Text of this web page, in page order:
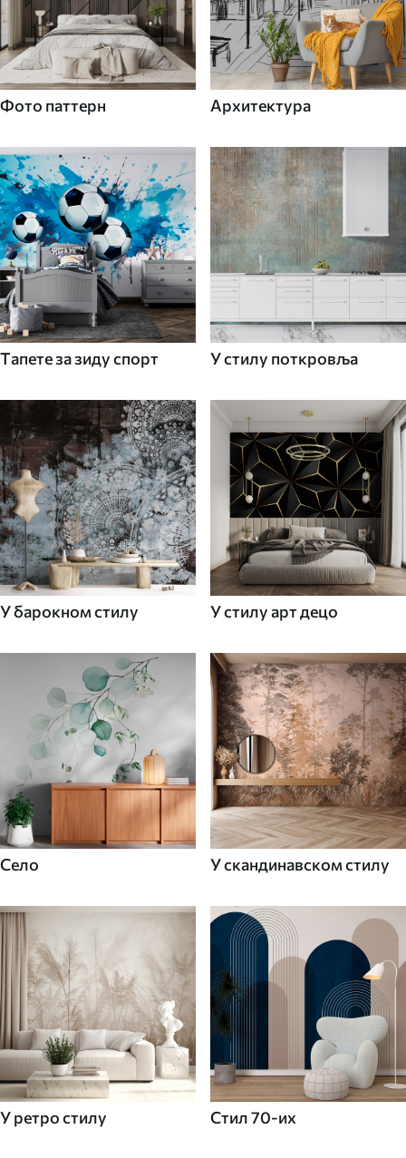
Фото паттерн Архитектура
Tапете за зиду спорт У стилу поткровља
У барокном стилу У стилу арт децо
Село У скандинавском стилу
У ретро стилу Стил 70-их